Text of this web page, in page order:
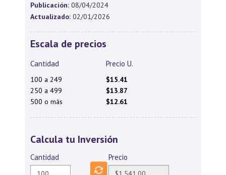
Publicación: 08/04/2024
Actualizado: 02/01/2026
Escala de precios
Cantidad Precio U.
100 a 249
$15.41
250 a 499
$13.87
500 o más
$12.61
Calcula tu Inversión
Cantidad Precio